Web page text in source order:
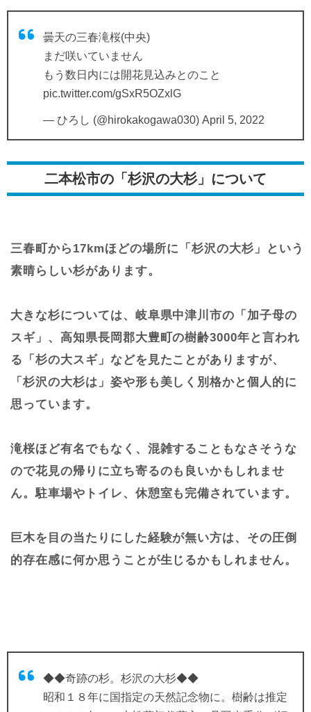
曇天の三春滝桜(中央)
まだ咲いていません
もう数日内には開花見込みとのこと
pic.twitter.com/gSxR5OZxlG
— ひろし (@hirokakogawa030) April 5, 2022
二本松市の「杉沢の大杉」について
三春町から17kmほどの場所に「杉沢の大杉」という
素晴らしい杉があります。
大きな杉については、岐阜県中津川市の「加子母の
スギ」、高知県長岡郡大豊町の樹齢3000年と言われ
る「杉の大スギ」などを見たことがありますが、
「杉沢の大杉は」姿や形も美しく別格かと個人的に
思っています。
滝桜ほど有名でもなく、混雑することもなさそうな
ので花見の帰りに立ち寄るのも良いかもしれませ
ん。駐車場やトイレ、休憩室も完備されています。
巨木を目の当たりにした経験が無い方は、その圧倒
的存在感に何か思うことが生じるかもしれません。
◆◆奇跡の杉。杉沢の大杉◆◆
昭和１８年に国指定の天然記念物に。樹齢は推定